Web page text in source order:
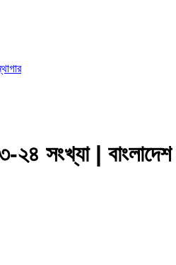
২৪ সংখ্যা |